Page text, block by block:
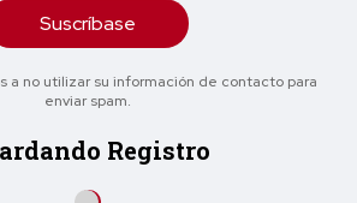
Suscríbase
a no utilizar su información de contacto para
enviar spam.
Registro